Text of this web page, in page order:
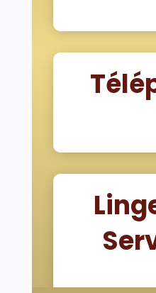
45 rue